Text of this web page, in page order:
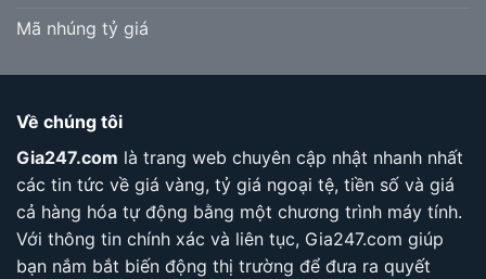
Mã nhúng tỷ giá
Về chúng tôi
Gia247.com là trang web chuyên cập nhật nhanh nhất
các tin tức về giá vàng, tỷ giá ngoại tệ, tiền số và giá
cả hàng hóa tự động bằng một chương trình máy tính.
Với thông tin chính xác và liên tục, Gia247.com giúp
bạn nắm bắt biến động thị trường để đưa ra quyết